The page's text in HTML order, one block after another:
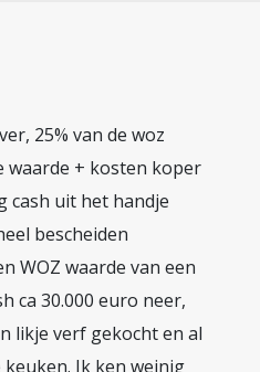
25% van de woz
waarde + kosten koper
cash uit het handje
bescheiden
WOZ waarde van een
ca 30.000 euro neer,
likje verf gekocht en al
Ik ken weinig